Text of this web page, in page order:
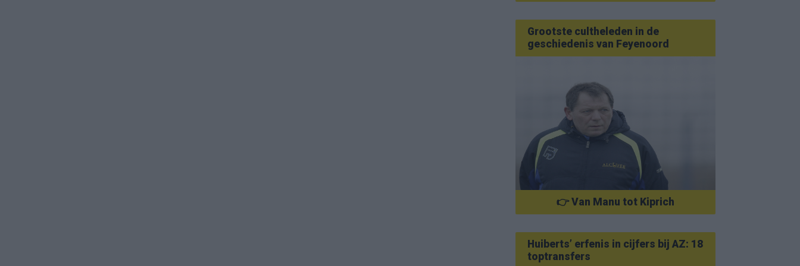
Grootste cultheleden in de
geschiedenis van Feyenoord
👉 Van Manu tot Kiprich
Huiberts’ erfenis in cijfers bij AZ: 18
toptransfers